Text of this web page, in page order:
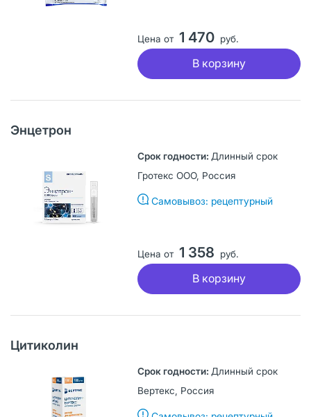
Цена от 1 470 руб.
В корзину
Энцетрон
Длинный срок
Гротекс ООО, Россия
Самовывоз: рецептурный
Цена от 1 358 руб.
В корзину
Цитиколин
Длинный срок
Вертекс, Россия